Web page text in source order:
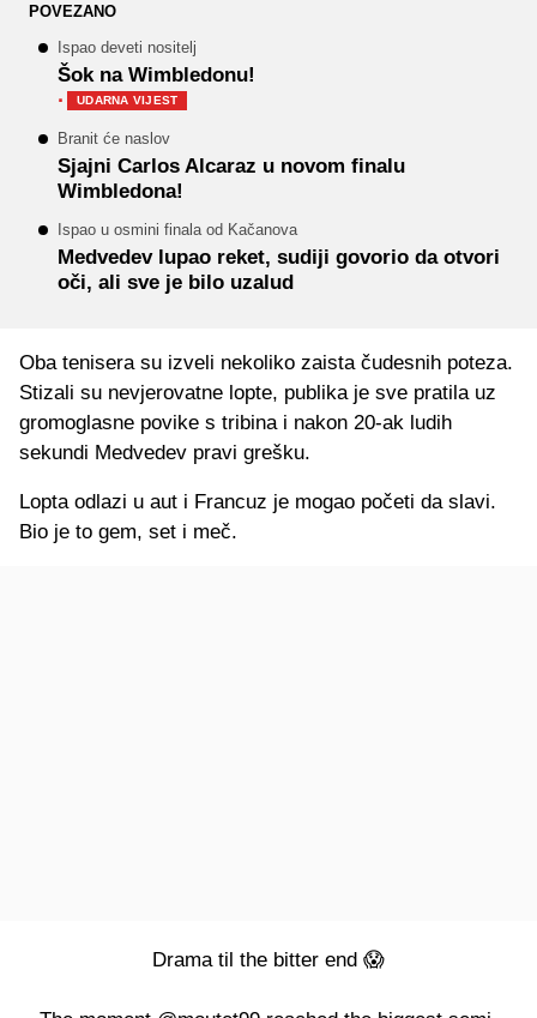
POVEZANO
Ispao deveti nositelj
Šok na Wimbledonu!
· UDARNA VIJEST
Branit će naslov
Sjajni Carlos Alcaraz u novom finalu
Wimbledona!
Ispao u osmini finala od Kačanova
Medvedev lupao reket, sudiji govorio da otvori
oči, ali sve je bilo uzalud
Oba tenisera su izveli nekoliko zaista čudesnih poteza.
Stizali su nevjerovatne lopte, publika je sve pratila uz
gromoglasne povike s tribina i nakon 20-ak ludih
sekundi Medvedev pravi grešku.
Lopta odlazi u aut i Francuz je mogao početi da slavi.
Bio je to gem, set i meč.
Drama til the bitter end 😱